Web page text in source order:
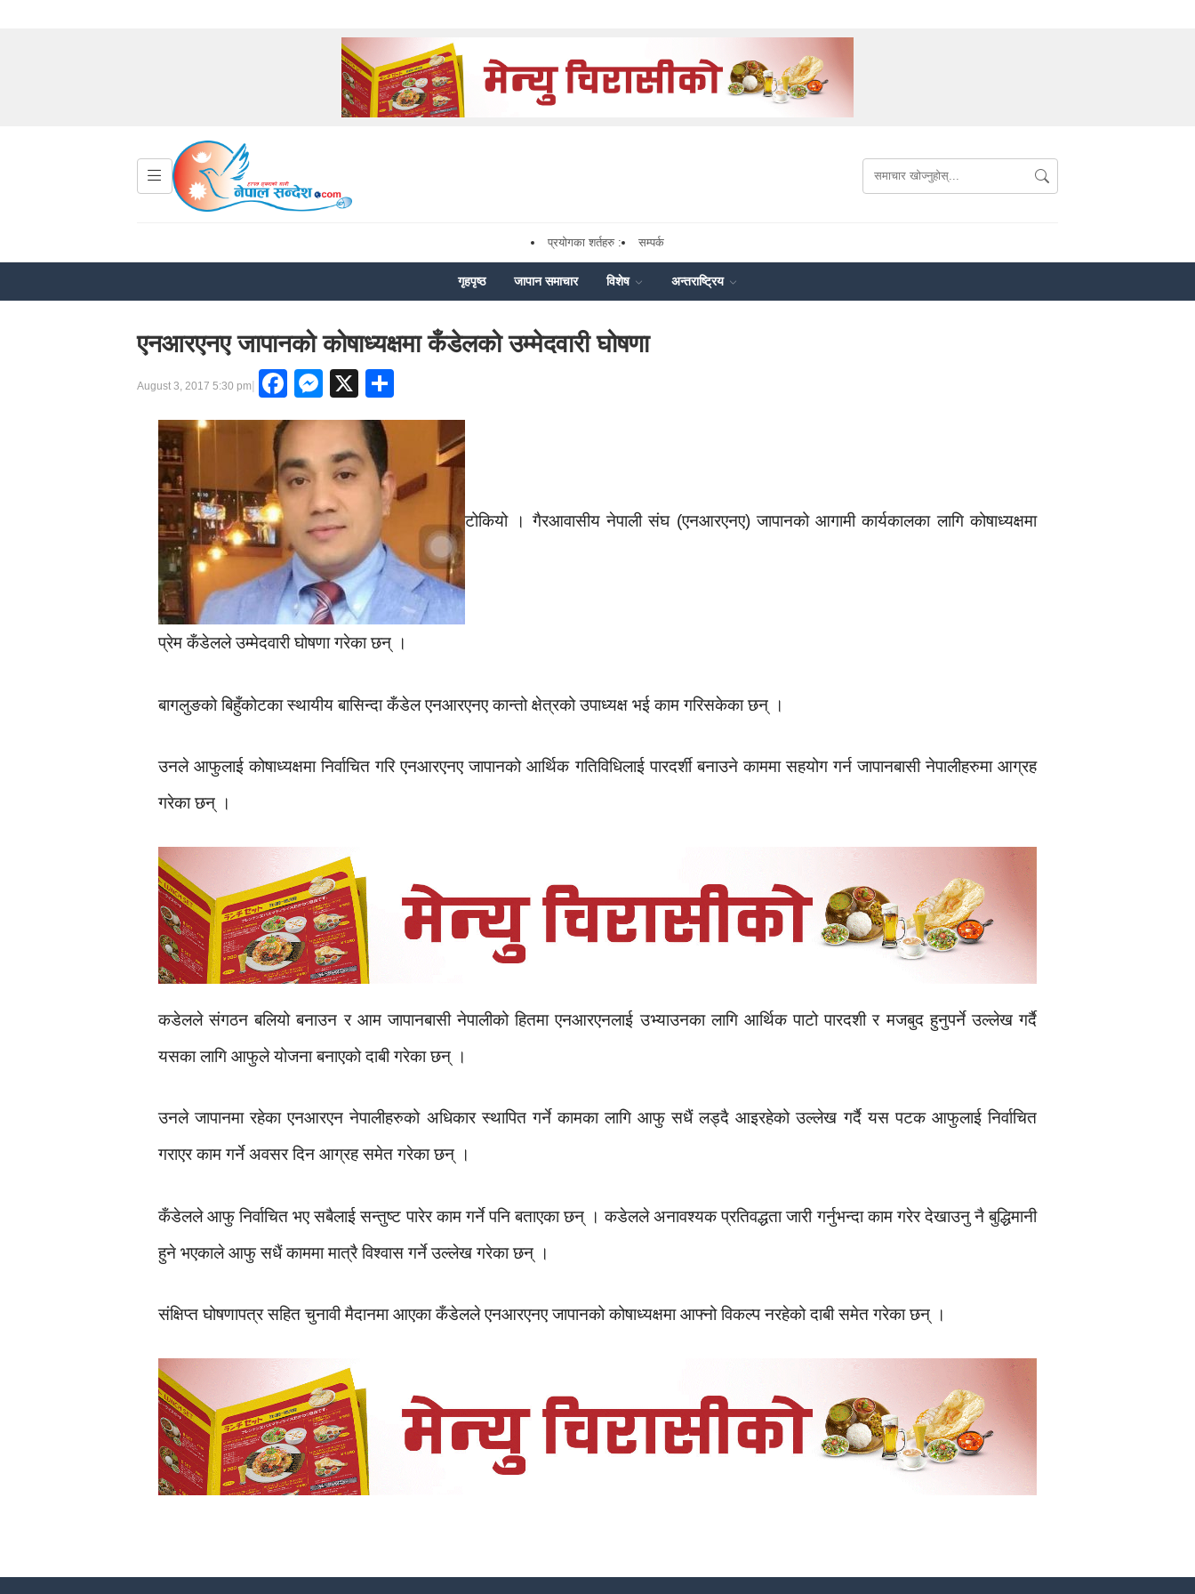
प्रयोगका शर्तहरु : सम्पर्क
गृहपृष्ठ जापान समाचार विशेष अन्तराष्ट्रिय
एनआरएनए जापानको कोषाध्यक्षमा कँडेलको उम्मेदवारी घोषणा
August 3, 2017 5:30 pm| Facebook
Messenger
X
टोकियो । गैरआवासीय नेपाली संघ (एनआरएनए) जापानको आगामी कार्यकालका लागि कोषाध्यक्षमा
प्रेम कँडेलले उम्मेदवारी घोषणा गरेका छन् ।
बागलुङको बिहुँकोटका स्थायीय बासिन्दा कँडेल एनआरएनए कान्तो क्षेत्रको उपाध्यक्ष भई काम गरिसकेका छन् ।
उनले आफुलाई कोषाध्यक्षमा निर्वाचित गरि एनआरएनए जापानको आर्थिक गतिविधिलाई पारदर्शी बनाउने काममा सहयोग गर्न जापानबासी नेपालीहरुमा आग्रह
गरेका छन् ।
कडेलले संगठन बलियो बनाउन र आम जापानबासी नेपालीको हितमा एनआरएनलाई उभ्याउनका लागि आर्थिक पाटो पारदशी र मजबुद हुनुपर्ने उल्लेख गर्दै
यसका लागि आफुले योजना बनाएको दाबी गरेका छन् ।
उनले जापानमा रहेका एनआरएन नेपालीहरुको अधिकार स्थापित गर्ने कामका लागि आफु सधैं लड्दै आइरहेको उल्लेख गर्दै यस पटक आफुलाई निर्वाचित
गराएर काम गर्ने अवसर दिन आग्रह समेत गरेका छन् ।
कँडेलले आफु निर्वाचित भए सबैलाई सन्तुष्ट पारेर काम गर्ने पनि बताएका छन् । कडेलले अनावश्यक प्रतिवद्धता जारी गर्नुभन्दा काम गरेर देखाउनु नै बुद्धिमानी
हुने भएकाले आफु सधैं काममा मात्रै विश्वास गर्ने उल्लेख गरेका छन् ।
संक्षिप्त घोषणापत्र सहित चुनावी मैदानमा आएका कँडेलले एनआरएनए जापानको कोषाध्यक्षमा आफ्नो विकल्प नरहेको दाबी समेत गरेका छन् ।